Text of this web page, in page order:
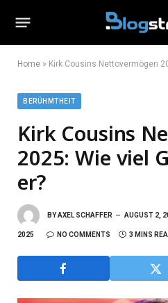
Home » Kirk Cousins Nettovermögen
BERÜHMTHEIT
Kirk Cousins
2025: Wie viel
er?
BYAXEL SCHAFFER AUGUST 2,
2025 NO COMMENTS 3 MINS